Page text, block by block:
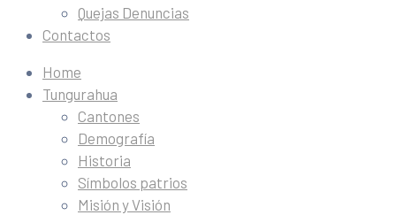
Quejas Denuncias
Contactos
Home
Tungurahua
Cantones
Demografía
Historia
Símbolos patrios
Misión y Visión